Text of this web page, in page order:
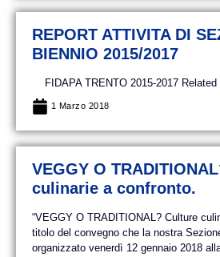
REPORT ATTIVITA DI
BIENNIO 2015/2017
FIDAPA TRENTO 2015-2017 Related
1 Marzo 2018
VEGGY O
culinarie a confronto.
“VEGGY O TRADITIONAL? Culture
titolo del convegno che la nostra
organizzato venerdì 12 gennaio 2018 alla